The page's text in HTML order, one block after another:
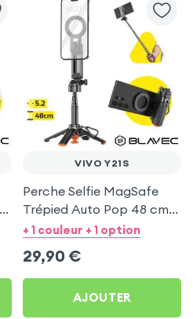
VIVO Y21S
Perche Selfie MagSafe
Trépied Auto Pop 48 cm
Noir pour Vivo Y21s
+ 1 couleur + 1 option
29,90 €
AJOUTER